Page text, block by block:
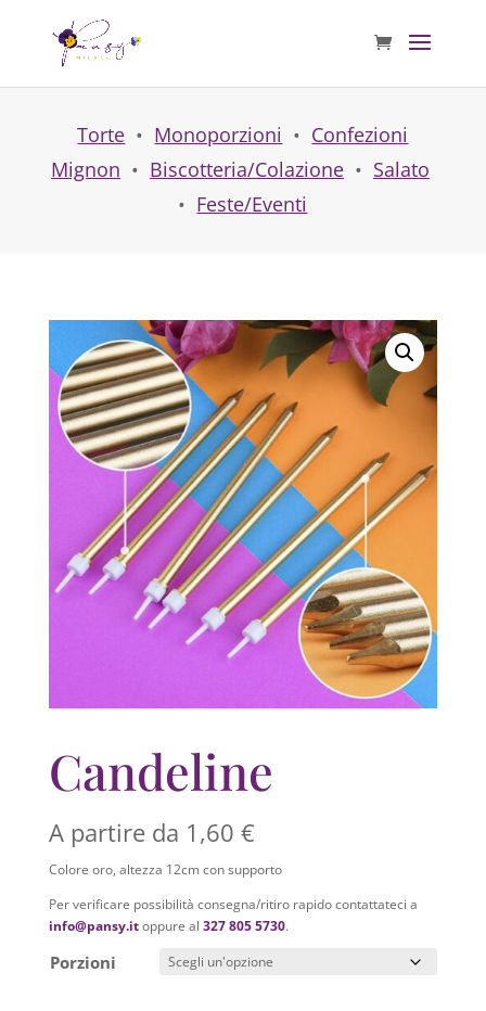
Torte • Monoporzioni • Confezioni
Mignon • Biscotteria/Colazione• Salato
• Feste/Eventi
Candeline
A partire da 1,60 €
Colore oro, altezza 12cm con supporto
Per verificare possibilità consegna/ritiro rapido contattateci a
info@pansy.itoppure al 327 805 5730.
Porzioni